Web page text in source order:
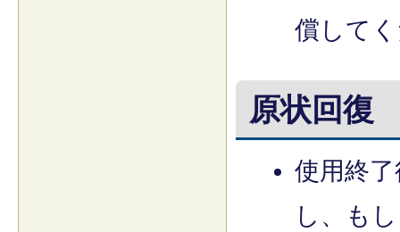
償して
原状回復
使用終
し、も